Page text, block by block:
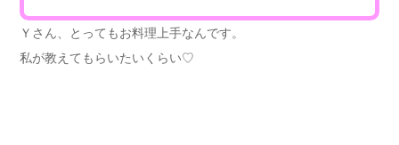
Ｙさん、とってもお料理上手なんです。
私が教えてもらいたいくらい♡